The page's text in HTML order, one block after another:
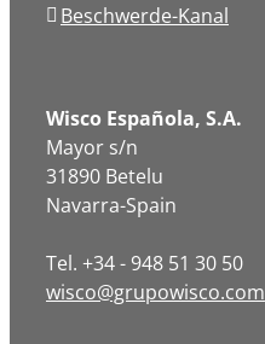
Beschwerde-Kanal
Wisco Española, S.A.
Mayor s/n
31890 Betelu
Navarra-Spain
Tel. +34 - 948 51 30 50
wisco@grupowisco.com